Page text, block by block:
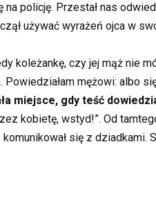
na policję. Przestał nas
używać wyrażeń ojca w
koleżankę, czy jej mąż nie
Powiedziałam mężowi: albo
miejsce, gdy teść
kobietę, wstyd!”. Od
się z dziadkami.